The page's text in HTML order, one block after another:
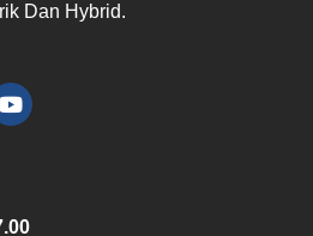
Dan Hybrid.